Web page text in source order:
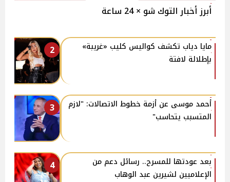
أبرز أخبار التوك شو × 24 ساعة
2
مايا دياب تكشف كواليس كليب «غريبة»
بإطلالة لافتة
3
أحمد موسى عن أزمة خطوط الاتصالات: "لازم
المتسبب يتحاسب"
4
بعد عودتها للمسرح.. رسائل دعم من
الإعلاميين لشيرين عبد الوهاب